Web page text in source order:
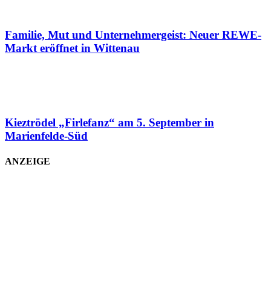
Familie, Mut und Unternehmergeist: Neuer REWE-
Markt eröffnet in Wittenau
Kieztrödel „Firlefanz“ am 5. September in
Marienfelde-Süd
ANZEIGE